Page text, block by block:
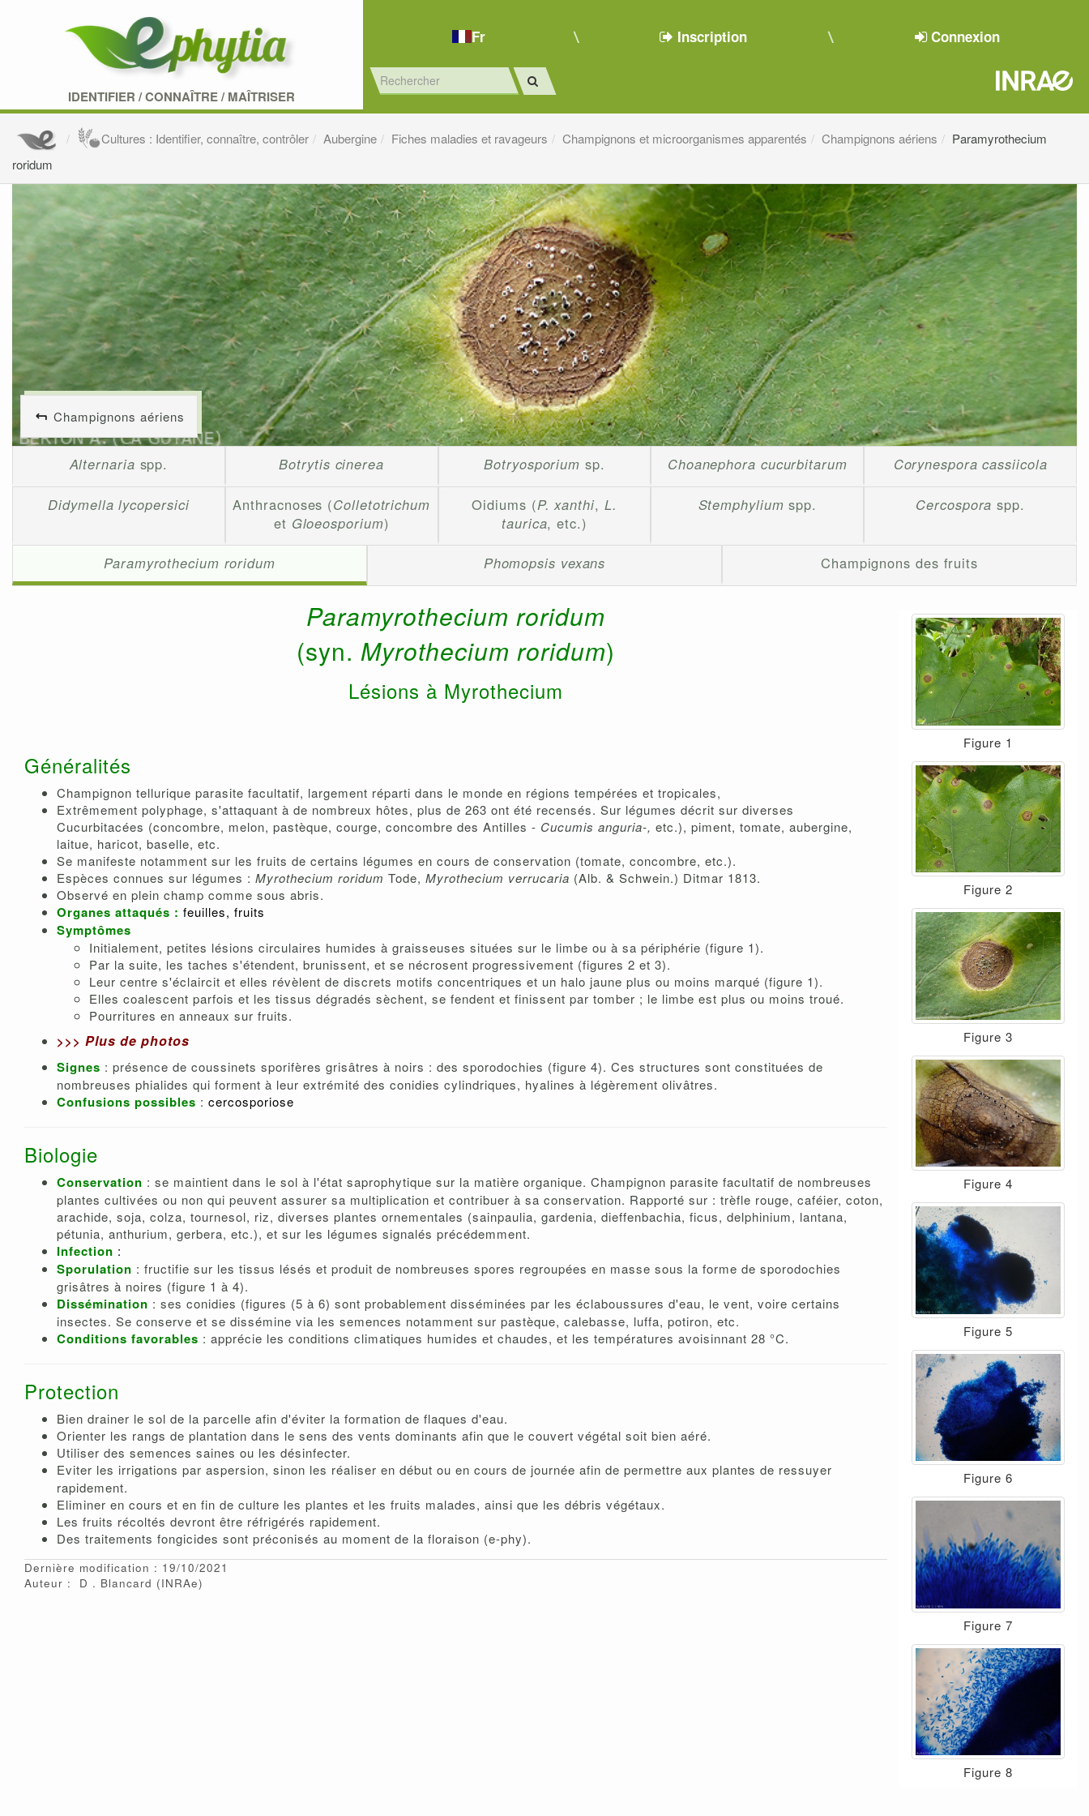
IDENTIFIER /CONNAÎTRE/MAÎTRISER
Fr Inscription Connexion
Cultures : Identifier, connaître, contrôler Aubergine Fiches maladies et ravageurs Champignons et microorganismes apparentés Champignons aériens
Paramyrothecium
roridum
Champignons aériens
Alternaria spp. Botrytis cinerea Botryosporium sp. Choanephora cucurbitarum Corynespora cassiicola
Didymella lycopersici Anthracnoses (Colletotrichum
et Gloeosporium)
Oidiums (P. xanthi, L.
taurica, etc.)
Stemphylium spp. Cercospora spp.
Paramyrothecium roridum Phomopsis vexans Champignons des fruits
Paramyrothecium roridum
(syn. Myrothecium roridum)
Lésions à Myrothecium
Généralités
Champignon tellurique parasite facultatif, largement réparti dans le monde en régions tempérées et tropicales,
Extrêmement polyphage, s'attaquant à de nombreux hôtes, plus de 263 ont été recensés. Sur légumes décrit sur diverses
Cucurbitacées (concombre, melon, pastèque, courge, concombre des Antilles - Cucumis anguria-, etc.), piment, tomate, aubergine,
laitue, haricot, baselle, etc.
Se manifeste notamment sur les fruits de certains légumes en cours de conservation (tomate, concombre, etc.).
Espèces connues sur légumes : Myrothecium roridum Tode, Myrothecium verrucaria (Alb. & Schwein.) Ditmar 1813.
Observé en plein champ comme sous abris.
Organes attaqués : feuilles, fruits
Symptômes
Initialement, petites lésions circulaires humides à graisseuses situées sur le limbe ou à sa périphérie (figure 1).
Par la suite, les taches s'étendent, brunissent, et se nécrosent progressivement (figures 2 et 3).
Leur centre s'éclaircit et elles révèlent de discrets motifs concentriques et un halo jaune plus ou moins marqué (figure 1).
Elles coalescent parfois et les tissus dégradés sèchent, se fendent et finissent par tomber ; le limbe est plus ou moins troué.
Pourritures en anneaux sur fruits.
>>> Plus de photos
Signes : présence de coussinets sporifères grisâtres à noirs : des sporodochies (figure 4). Ces structures sont constituées de
nombreuses phialides qui forment à leur extrémité des conidies cylindriques, hyalines à légèrement olivâtres.
Confusions possibles : cercosporiose
Biologie
Conservation : se maintient dans le sol à l'état saprophytique sur la matière organique. Champignon parasite facultatif de nombreuses
plantes cultivées ou non qui peuvent assurer sa multiplication et contribuer à sa conservation. Rapporté sur : trèfle rouge, caféier, coton,
arachide, soja, colza, tournesol, riz, diverses plantes ornementales (sainpaulia, gardenia, dieffenbachia, ficus, delphinium, lantana,
pétunia, anthurium, gerbera, etc.), et sur les légumes signalés précédemment.
Infection :
Sporulation : fructifie sur les tissus lésés et produit de nombreuses spores regroupées en masse sous la forme de sporodochies
grisâtres à noires (figure 1 à 4).
Dissémination : ses conidies (figures (5 à 6) sont probablement disséminées par les éclaboussures d'eau, le vent, voire certains
insectes. Se conserve et se dissémine via les semences notamment sur pastèque, calebasse, luffa, potiron, etc.
Conditions favorables : apprécie les conditions climatiques humides et chaudes, et les températures avoisinnant 28 °C.
Protection
Bien drainer le sol de la parcelle afin d'éviter la formation de flaques d'eau.
Orienter les rangs de plantation dans le sens des vents dominants afin que le couvert végétal soit bien aéré.
Utiliser des semences saines ou les désinfecter.
Eviter les irrigations par aspersion, sinon les réaliser en début ou en cours de journée afin de permettre aux plantes de ressuyer
rapidement.
Eliminer en cours et en fin de culture les plantes et les fruits malades, ainsi que les débris végétaux.
Les fruits récoltés devront être réfrigérés rapidement.
Des traitements fongicides sont préconisés au moment de la floraison (e-phy).
Dernière modification : 19/10/2021
Auteur :
D Blancard (INRAe)
Figure 1
Figure 2
Figure 3
Figure 4
Figure 5
Figure 6
Figure 7
Figure 8